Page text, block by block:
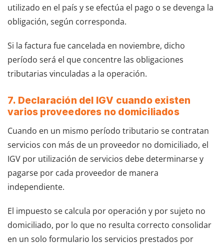
utilizado en el país y se efectúa el pago o se devenga la
obligación, según corresponda.
Si la factura fue cancelada en noviembre, dicho
período será el que concentre las obligaciones
tributarias vinculadas a la operación.
7. Declaración del IGV cuando existen
varios proveedores no domiciliados
Cuando en un mismo período tributario se contratan
servicios con más de un proveedor no domiciliado, el
IGV por utilización de servicios debe determinarse y
pagarse por cada proveedor de manera
independiente.
El impuesto se calcula por operación y por sujeto no
domiciliado, por lo que no resulta correcto consolidar
en un solo formulario los servicios prestados por